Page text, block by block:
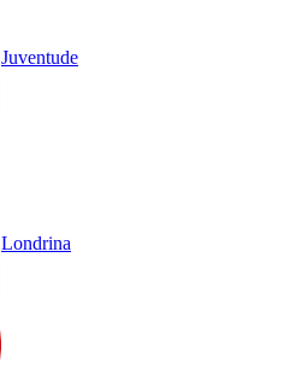
Juventude
Londrina